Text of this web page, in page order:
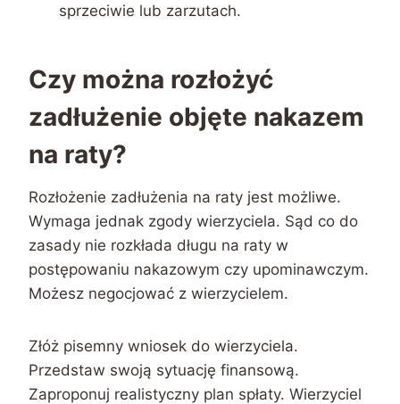
sprzeciwie lub zarzutach.
Czy można rozłożyć
zadłużenie objęte nakazem
na raty?
Rozłożenie zadłużenia na raty jest możliwe.
Wymaga jednak zgody wierzyciela. Sąd co do
zasady nie rozkłada długu na raty w
postępowaniu nakazowym czy upominawczym.
Możesz negocjować z wierzycielem.
Złóż pisemny wniosek do wierzyciela.
Przedstaw swoją sytuację finansową.
Zaproponuj realistyczny plan spłaty. Wierzyciel